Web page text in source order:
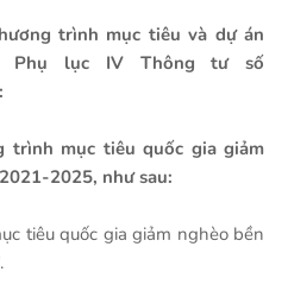
trình mục tiêu và dự án
Phụ lục IV Thông tư số
trình mục tiêu quốc gia giảm
2025, như sau:
tiêu quốc gia giảm nghèo bền